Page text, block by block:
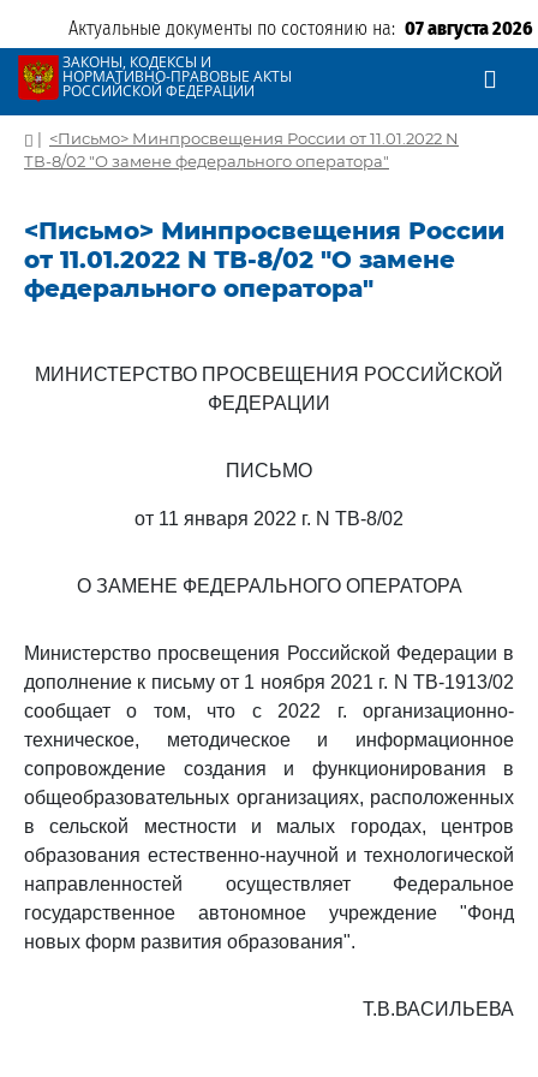
Актуальные документы по состоянию на: 07 августа 2026
ЗАКОНЫ, КОДЕКСЫ И
НОРМАТИВНО-ПРАВОВЫЕ АКТЫ
РОССИЙСКОЙ ФЕДЕРАЦИИ
| <Письмо> Минпросвещения России от 11.01.2022 N
ТВ-8/02 "О замене федерального оператора"
<Письмо> Минпросвещения России
от 11.01.2022 N ТВ-8/02 "О замене
федерального оператора"
МИНИСТЕРСТВО ПРОСВЕЩЕНИЯ РОССИЙСКОЙ
ФЕДЕРАЦИИ
ПИСЬМО
от 11 января 2022 г. N ТВ-8/02
О ЗАМЕНЕ ФЕДЕРАЛЬНОГО ОПЕРАТОРА
Министерство просвещения Российской Федерации в
дополнение к письму от 1 ноября 2021 г. N ТВ-1913/02
сообщает о том, что с 2022 г. организационно-
техническое, методическое и информационное
сопровождение создания и функционирования в
общеобразовательных организациях, расположенных
в сельской местности и малых городах, центров
образования естественно-научной и технологической
направленностей осуществляет Федеральное
государственное автономное учреждение "Фонд
новых форм развития образования".
Т.В.ВАСИЛЬЕВА